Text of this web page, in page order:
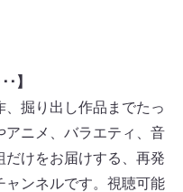
】
、掘り出し作品までたっ
ニメ、バラエティ、音
けをお届けする、再発
ャンネルです。視聴可能